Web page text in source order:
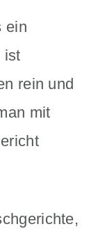
ein
ist
rein und
mit